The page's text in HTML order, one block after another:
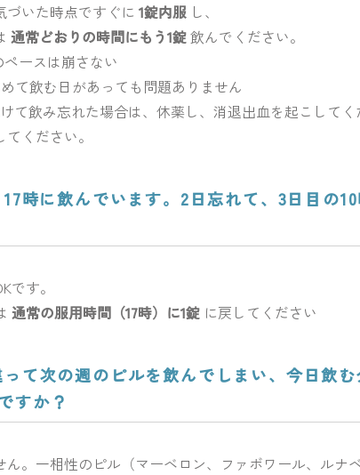
づいた時点ですぐに 1錠内服 し、
通常どおりの時間にもう1錠飲んでください。
ースは崩さない
て飲む日があっても問題ありません
て飲み忘れた場合は、休薬し、消退出血を起こして
ください。
時に飲んでいます。2日忘れて、3日目の
です。
通常の服用時間（17時）に1錠 に戻してください
て次の週のピルを飲んでしまい、今日飲
すか？
ん。一相性のピル（マーベロン、ファボワール、ルナ